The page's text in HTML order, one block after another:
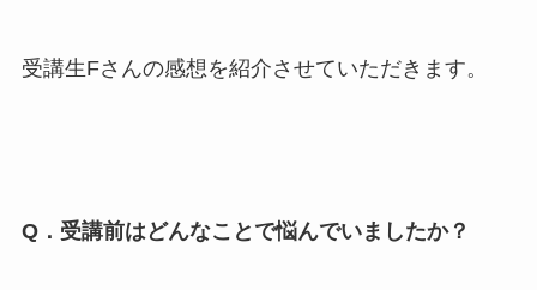
受講生Fさんの感想を紹介させていただきます。
Q．受講前はどんなことで悩んでいましたか？